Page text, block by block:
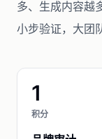
多、生成内容越
小步验证，大团
1
积分